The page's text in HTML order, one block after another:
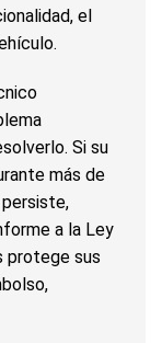
el
Si su
más de
a la Ley
protege sus